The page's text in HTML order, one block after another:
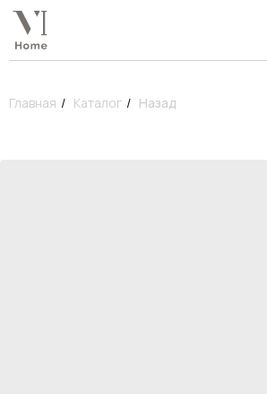
Главная / Каталог / Назад